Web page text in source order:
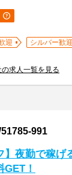
迎 シルバー歓迎
求人一覧を見る
991
】夜勤で稼
！